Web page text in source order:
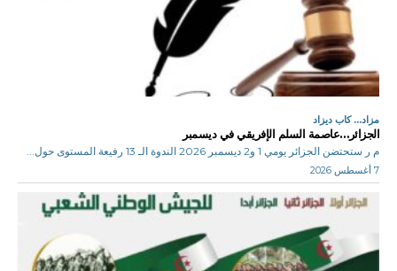
مزاد... كاب ديزاد
الجزائر…عاصمة السلم الإفريقي في ديسمبر
م ر ستحتضن الجزائر يومي 1 و2 ديسمبر 2026 الندوة الـ 13 رفيعة المستوى حول...
7 أغسطس 2026